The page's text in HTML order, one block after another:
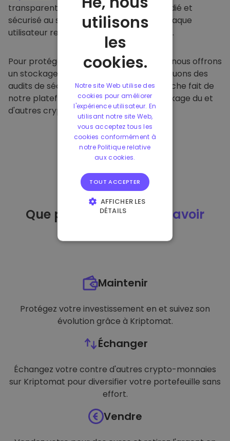
transparente dans votre portefeuille dédié et
sécurisé au sein de notre plateforme. Chaque
utilisateur reçoit un portefeuille individuel.
Pour protéger nos clients et leurs fonds, nous offrons
un stockage hors ligne sécurisé et effectuons des
audits de sécurité réguliers. Cette approche fait de
notre plateforme un refuge pour le stockage du et
d'autres crypto-monnaies.
Que puis-je faire
après avoir
Maintenir
Protégez votre investissement en et suivez son
évolution grâce à Kriptomat.
Échanger
Échangez votre contre d'autres crypto-monnaies
sur Kriptomat pour diversifier votre portefeuille sans
effort.
Vendre
utilisons
les
cookies.
Notre site Web utilise des
cookies pour améliorer
l'expérience utilisateur. En
utilisant notre site Web,
vous acceptez tous les
cookies conformément à
notre Politique relative
aux cookies.
TOUT ACCEPTER
AFFICHER LES
DÉTAILS
FONCTIONNALITÉ